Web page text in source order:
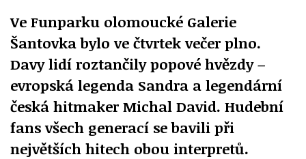
Ve Funparku olomoucké Galerie
Šantovka bylo ve čtvrtek večer plno.
Davy lidí roztančily popové hvězdy –
evropská legenda Sandra a legendární
česká hitmaker Michal David. Hudební
fans všech generací se bavili při
největších hitech obou interpretů.